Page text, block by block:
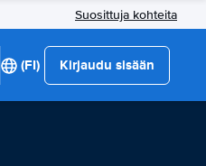
Suosittuja kohteita
(FI) Kirjaudu sisään